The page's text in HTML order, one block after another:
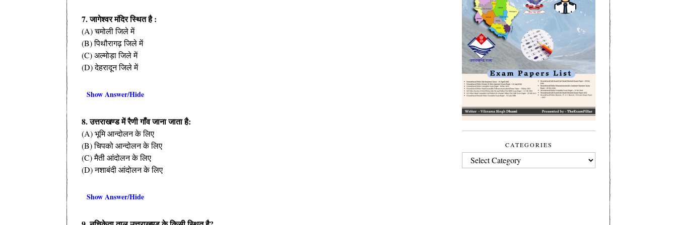
7. जागेश्वर मंदिर स्थित है :
(A) चमोली जिले में
(B) पिथौरागढ़ जिले में
(C) अल्मोड़ा जिले में
(D) देहरादून जिले में
Show Answer/Hide
8. उत्तराखण्ड में रैणी गाँव जाना जाता है:
(A) भूमि आन्दोलन के लिए
(B) चिपको आन्दोलन के लिए
(C) मैती आंदोलन के लिए
(D) नशाबंदी आंदोलन के लिए
Show Answer/Hide
CATEGORIES
CATEGORIES